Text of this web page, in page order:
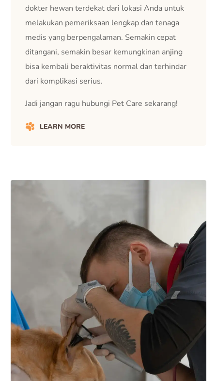
dokter hewan terdekat dari lokasi Anda untuk
melakukan pemeriksaan lengkap dan tenaga
medis yang berpengalaman. Semakin cepat
ditangani, semakin besar kemungkinan anjing
bisa kembali beraktivitas normal dan terhindar
dari komplikasi serius.
Jadi jangan ragu hubungi Pet Care sekarang!
LEARN MORE